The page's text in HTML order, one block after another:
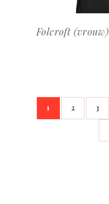
Folcroft (vrouw)
1 2 3